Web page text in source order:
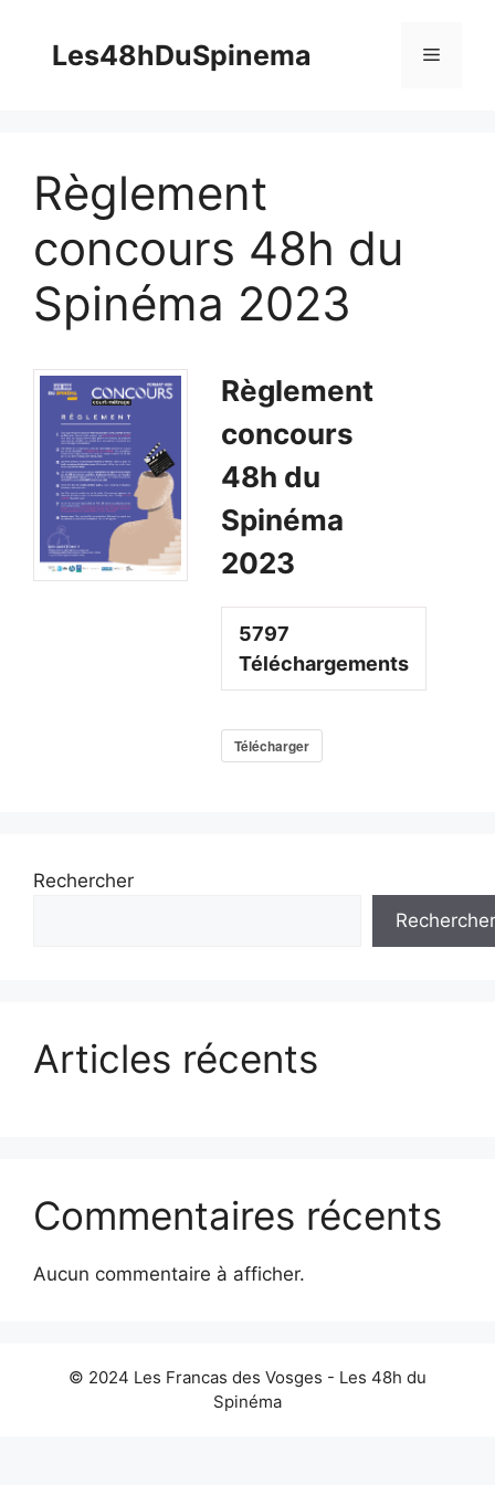
contenuLes48hDuSpinema Menu
Règlement
concours 48h du
Spinéma 2023
Règlement
concours
48h du
Spinéma
2023
5797
Téléchargements
Télécharger
Rechercher
Rechercher
Articles récents
Commentaires récents
Aucun commentaire à afficher.
© 2024 Les Francas des Vosges - Les 48h du
Spinéma